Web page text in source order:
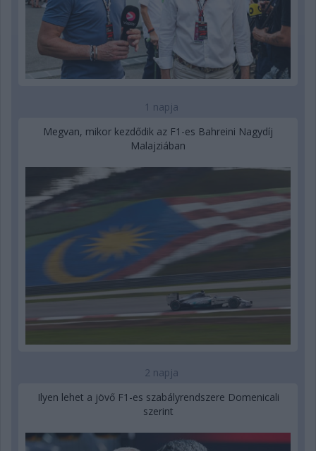
1 napja
Megvan, mikor kezdődik az F1-es Bahreini Nagydíj
Malajziában
2 napja
Ilyen lehet a jövő F1-es szabályrendszere Domenicali
szerint